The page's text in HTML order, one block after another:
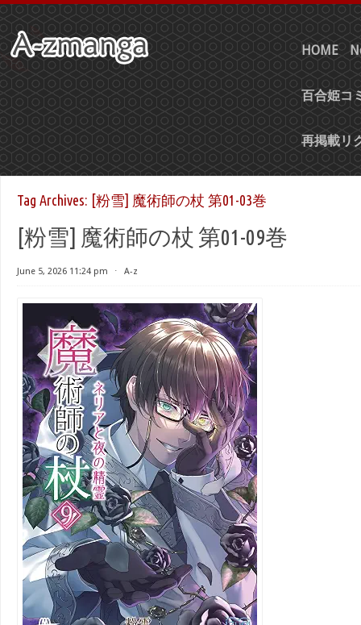
HOME
百合姫コ
再掲載リ
Tag Archives: [粉雪] 魔術師の杖 第01-03巻
[粉雪] 魔術師の杖 第01-09巻
June 5, 2026 11:24 pm ⋅ A-z